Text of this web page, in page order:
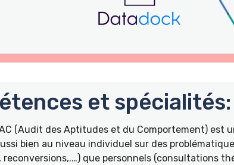
et spécialités:
(Audit des Aptitudes et du Comportement) est
bien au niveau individuel sur des
reconversions,.…) que personnels (consultations